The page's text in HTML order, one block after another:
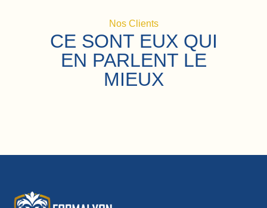
Nos Clients
CE SONT EUX QUI
EN PARLENT LE
MIEUX